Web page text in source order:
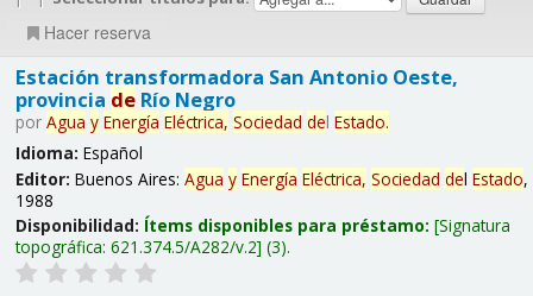
Hacer reserva
Estación transformadora San Antonio Oeste,
provincia deRío Negro
por Agua y Energía Eléctrica, Sociedad del Estado.
Idioma: Español
Editor: Buenos Aires: Agua y Energía Eléctrica, Sociedad del Estado,
1988
Disponibilidad: Ítems disponibles para préstamo: Signatura
topográfica: 621.374.5/A282/v.2 (3).